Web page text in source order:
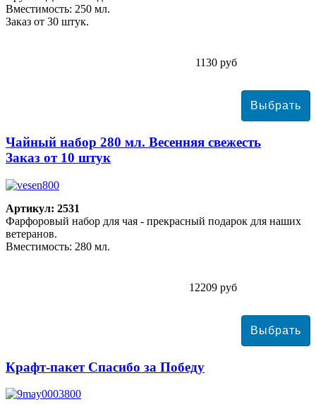
Вместимость: 250 мл.
Заказ от 30 штук.
1130 руб
Чайный набор 280 мл. Весенняя свежесть
Заказ от 10 штук
Артикул: 2531
Фарфоровый набор для чая - прекрасный подарок для наших
ветеранов.
Вместимость: 280 мл.
12209 руб
Крафт-пакет Спасибо за Победу